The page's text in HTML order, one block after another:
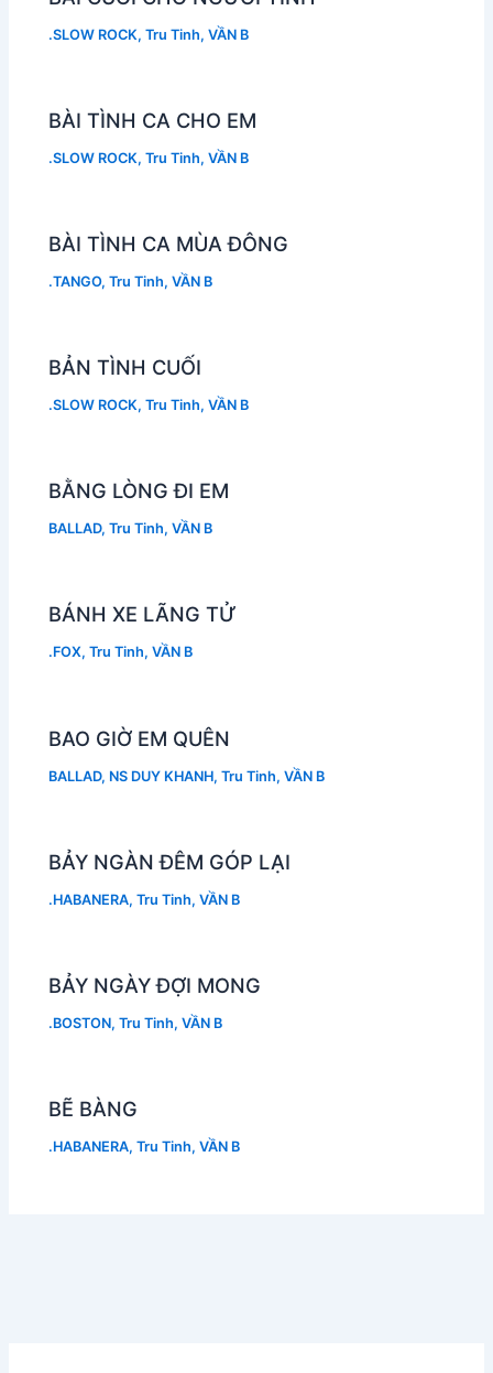
.SLOW ROCK,Tru Tinh,VẦN B
BÀI TÌNH CA CHO EM
.SLOW ROCK,Tru Tinh,VẦN B
BÀI TÌNH CA MÙA ĐÔNG
.TANGO,Tru Tinh,VẦN B
BẢN TÌNH CUỐI
.SLOW ROCK,Tru Tinh,VẦN B
BẰNG LÒNG ĐI EM
BALLAD,Tru Tinh,VẦN B
BÁNH XE LÃNG TỬ
.FOX,Tru Tinh,VẦN B
BAO GIỜ EM QUÊN
BALLAD, NS DUY KHANH,Tru Tinh,VẦN B
BẢY NGÀN ĐÊM GÓP LẠI
.HABANERA,Tru Tinh,VẦN B
BẢY NGÀY ĐỢI MONG
.BOSTON,Tru Tinh,VẦN B
BẼ BÀNG
.HABANERA,Tru Tinh,VẦN B